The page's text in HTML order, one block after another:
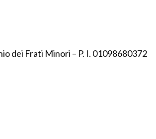
dei Frati Minori – P. I. 01098680372